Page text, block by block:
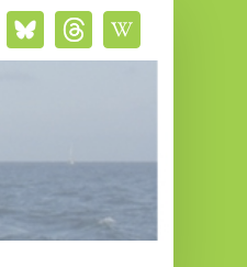
Bluesky
social
ThreadsWikipedia